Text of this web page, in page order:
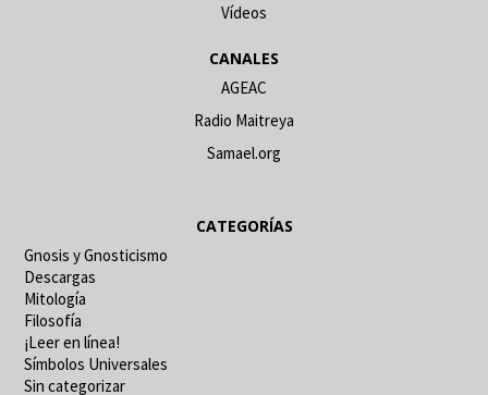
Vídeos
CANALES
AGEAC
Radio Maitreya
Samael.org
CATEGORÍAS
Gnosis y Gnosticismo
Descargas
Mitología
Filosofía
¡Leer en línea!
Símbolos Universales
Sin categorizar